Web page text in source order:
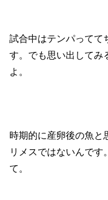
試合中はテンパってて
す。でも思い出してみ
よ。
時期的に産卵後の魚と
リメスではないんです
て。